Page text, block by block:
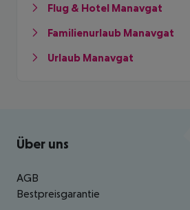
Flug & Hotel Manavgat
Familienurlaub Manavgat
Urlaub Manavgat
Footer navigation
Über uns
AGB
Bestpreisgarantie